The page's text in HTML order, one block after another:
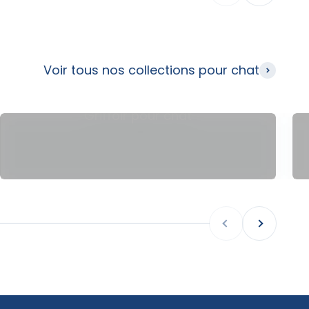
Voir tous nos collections pour chat
Griffoir pour chat
AnteriorSiguiente